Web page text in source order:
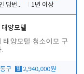
전반적인 당번업무
1년 이상
양모텔
태양모텔 청소이모 구
.
구 월 2,940,000원